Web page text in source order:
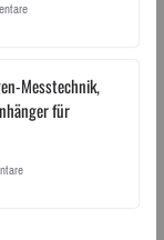
Messtechnik,
für